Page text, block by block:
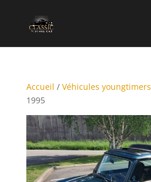
Accueil / Véhicules youngtimers
1995